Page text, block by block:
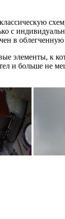
с
в
элементы, к
и больше